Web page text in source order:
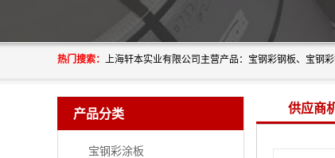
热门搜索：
产品分类
宝钢彩涂板
供应商